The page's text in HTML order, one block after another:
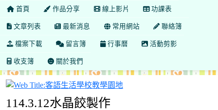
首頁 作品分享 線上影片 功課表
文章列表 最新消息 常用網站 聯絡簿
檔案下載 留言簿 行事曆 活動剪影
收支簿 關於我們
114.3.12水晶餃製作